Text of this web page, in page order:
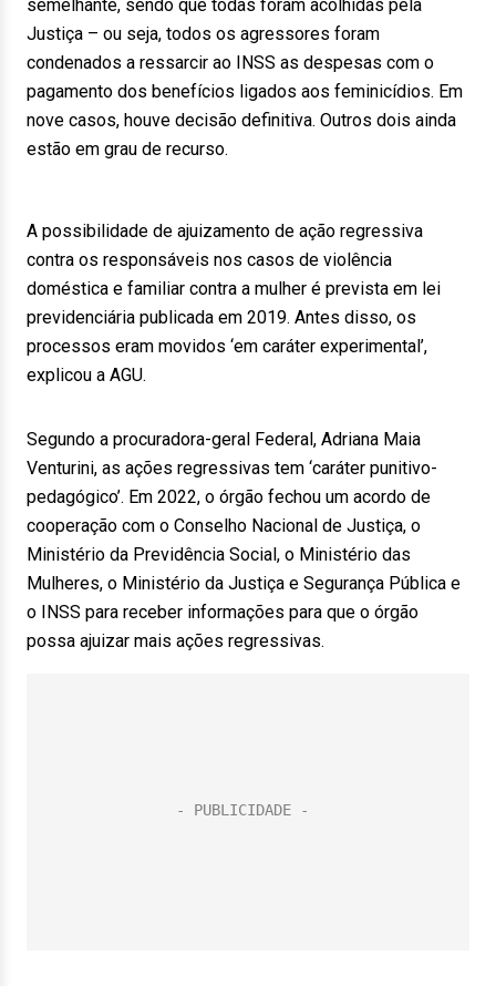
semelhante, sendo que todas foram acolhidas pela
Justiça – ou seja, todos os agressores foram
condenados a ressarcir ao INSS as despesas com o
pagamento dos benefícios ligados aos feminicídios. Em
nove casos, houve decisão definitiva. Outros dois ainda
estão em grau de recurso.
A possibilidade de ajuizamento de ação regressiva
contra os responsáveis nos casos de violência
doméstica e familiar contra a mulher é prevista em lei
previdenciária publicada em 2019. Antes disso, os
processos eram movidos ‘em caráter experimental’,
explicou a AGU.
Segundo a procuradora-geral Federal, Adriana Maia
Venturini, as ações regressivas tem ‘caráter punitivo-
pedagógico’. Em 2022, o órgão fechou um acordo de
cooperação com o Conselho Nacional de Justiça, o
Ministério da Previdência Social, o Ministério das
Mulheres, o Ministério da Justiça e Segurança Pública e
o INSS para receber informações para que o órgão
possa ajuizar mais ações regressivas.